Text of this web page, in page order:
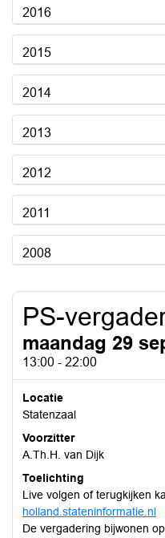
2016
2015
2014
2013
2012
2011
2008
PS-
maandag 29
13:00 - 22:00
Locatie
Statenzaal
Voorzitter
A.Th.H. van Dijk
Toelichting
Live volgen of terugkijken
holland.stateninformatie.nl
De vergadering bijwonen